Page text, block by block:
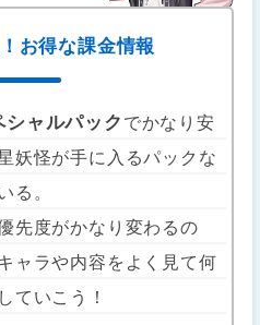
お得な課金情報
ャルパック でかなり安
妖怪が手に入るパックな
る。
先度がかなり変わるの
ャラや内容をよく見て何
ていこう！